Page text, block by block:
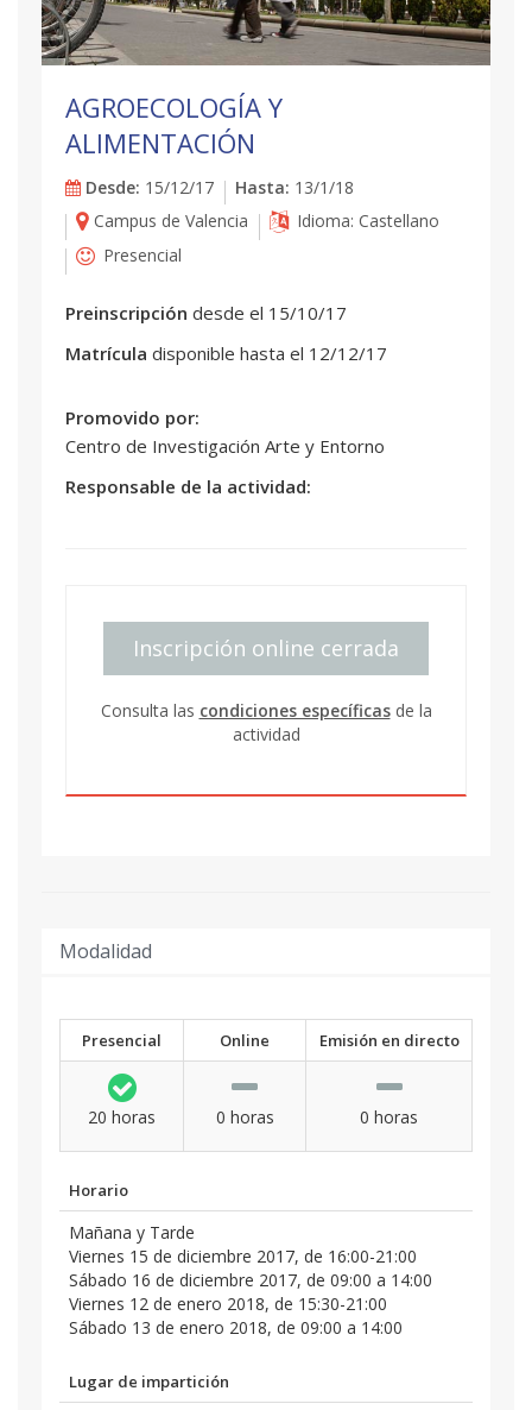
AGROECOLOGÍA Y
ALIMENTACIÓN
Desde: 15/12/17 Hasta: 13/1/18
Campus de Valencia
Idioma: Castellano
Presencial
Preinscripción desde el 15/10/17
Matrícula disponible hasta el 12/12/17
Promovido por:
Centro de Investigación Arte y Entorno
Responsable de la actividad:
Inscripción online cerrada
Consulta las condiciones específicasde la
actividad
Modalidad
Presencial Online Emisión en directo
20 horas 0 horas 0 horas
Horario
Mañana y Tarde
Viernes 15 de diciembre 2017, de 16:00-21:00
Sábado 16 de diciembre 2017, de 09:00 a 14:00
Viernes 12 de enero 2018, de 15:30-21:00
Sábado 13 de enero 2018, de 09:00 a 14:00
Lugar de impartición